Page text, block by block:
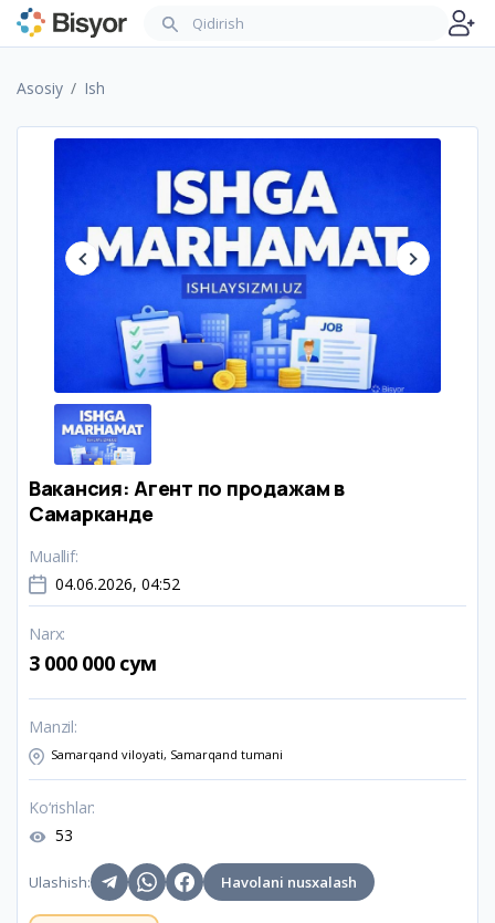
Asosiy Ish
Вакансия: Агент по продажам в
Самарканде
Muallif:
04.06.2026, 04:52
Narx:
3 000 000 сум
Manzil:
Samarqand viloyati, Samarqand tumani
Ko‘rishlar:
53
Ulashish: Havolani nusxalash